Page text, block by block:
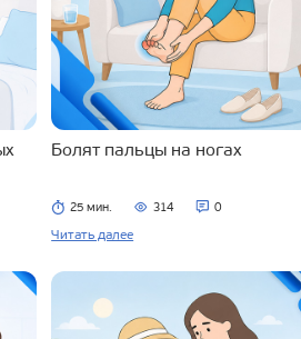
Болят пальцы на ногах
25 мин. 314 0
Читать далее